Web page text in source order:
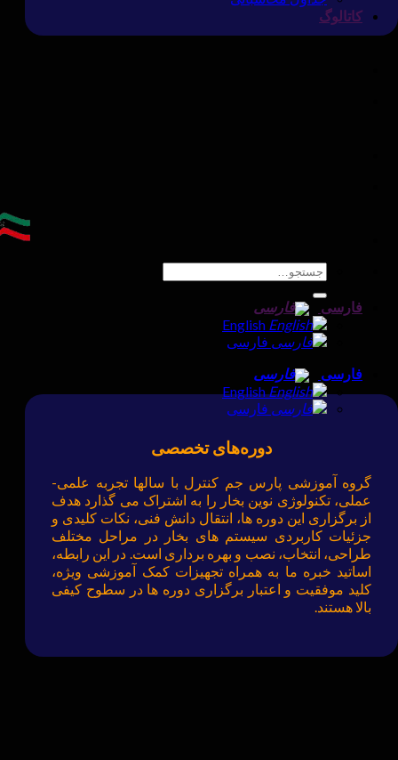
کاتالوگ
جستجو
برای:
فارسی
فارسی
فارسی
English
فارسی
دوره‌های تخصصی
گروه آموزشی پارس جم کنترل با سالها تجربه علمی-
عملی، تکنولوژی نوین بخار را به اشتراک می گذارد هدف
از برگزاری این دوره ­ها، انتقال دانش فنی، نکات کلیدی و
جزئیات کاربردی سیستم های بخار در مراحل مختلف
طراحی، انتخاب، نصب و بهره برداری است. در این رابطه،
اساتید خبره ما به همراه تجهیزات کمک آموزشی ویژه،
کلید موفقیت و اعتبار برگزاری دوره ها در سطوح کیفی
بالا هستند.